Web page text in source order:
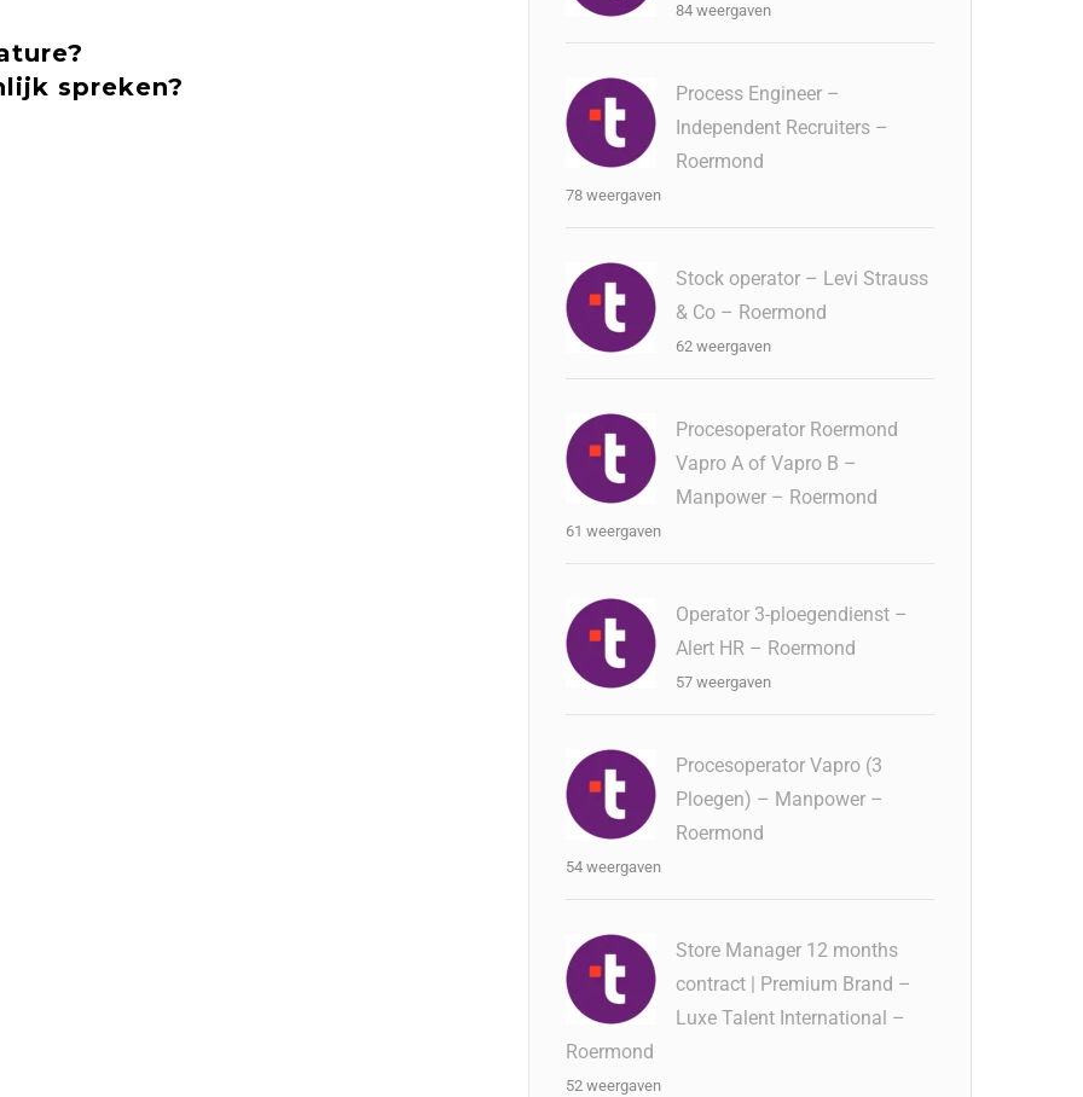
spreken?
84 weergaven
Process Engineer –
Independent Recruiters –
Roermond
78 weergaven
Stock operator – Levi Strauss
& Co – Roermond
62 weergaven
Procesoperator Roermond
Vapro A of Vapro B –
Manpower – Roermond
61 weergaven
Operator 3-ploegendienst –
Alert HR – Roermond
57 weergaven
Procesoperator Vapro (3
Ploegen) – Manpower –
Roermond
54 weergaven
Store Manager 12 months
contract | Premium Brand –
Luxe Talent International –
Roermond
52 weergaven